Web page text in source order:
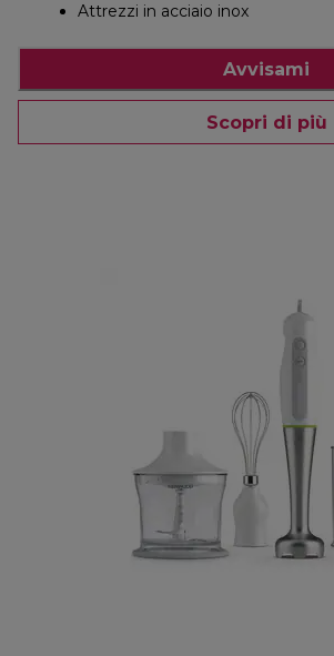
Attrezzi in acciaio inox
Avvisami
Scopri di più